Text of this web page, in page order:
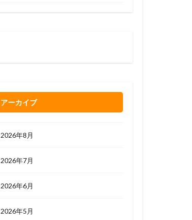
アーカイブ
2026年8月
2026年7月
2026年6月
2026年5月